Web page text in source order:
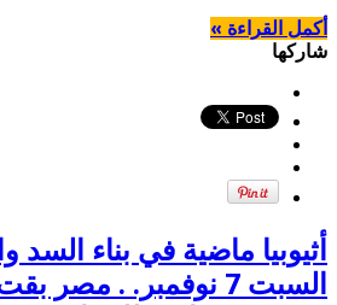
أكمل القراءة »
شاركها
أثيوبيا ماضية في بناء السد
السبت 7 نوفمبر. .